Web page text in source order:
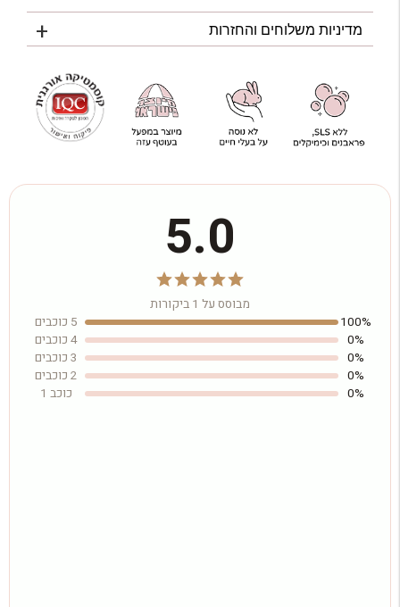
מדיניות משלוחים והחזרות
5.0
מבוסס על 1 ביקורות
100%
5 כוכבים
0%
4 כוכבים
0%
3 כוכבים
0%
2 כוכבים
0%
כוכב 1